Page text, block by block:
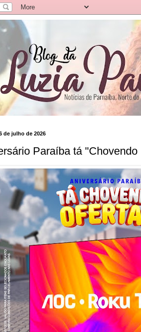
de julho de 2026
Paraíba tá "Chovendo